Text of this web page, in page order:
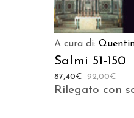
A cura di:
Salmi 51-150
92,00€
87,40€
Rilegato con